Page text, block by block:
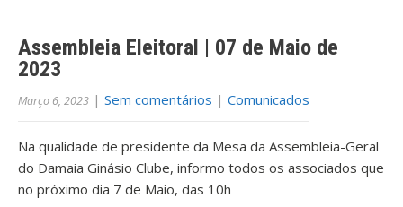
Assembleia Eleitoral | 07 de Maio de
2023
Março 6, 2023 | Sem comentários | Comunicados
Na qualidade de presidente da Mesa da Assembleia-Geral
do Damaia Ginásio Clube, informo todos os associados que
no próximo dia 7 de Maio, das 10h